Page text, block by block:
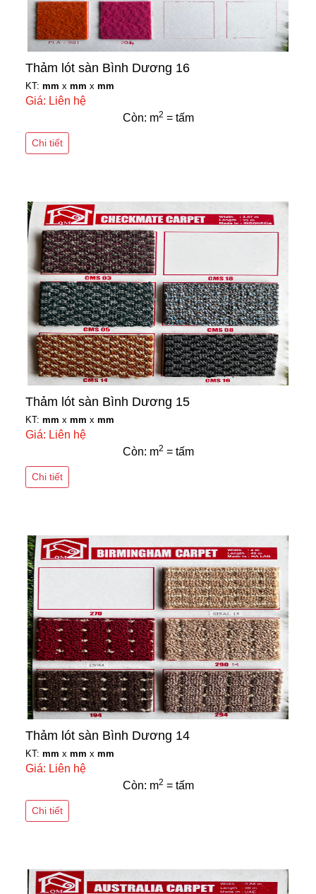
Thảm lót sàn Bình Dương 16
KT: mm x mm x mm
Giá: Liên hệ
Còn: m2 = tấm
Chi tiết
Thảm lót sàn Bình Dương 15
KT: mm x mm x mm
Giá: Liên hệ
Còn: m2 = tấm
Chi tiết
Thảm lót sàn Bình Dương 14
KT: mm x mm x mm
Giá: Liên hệ
Còn: m2 = tấm
Chi tiết